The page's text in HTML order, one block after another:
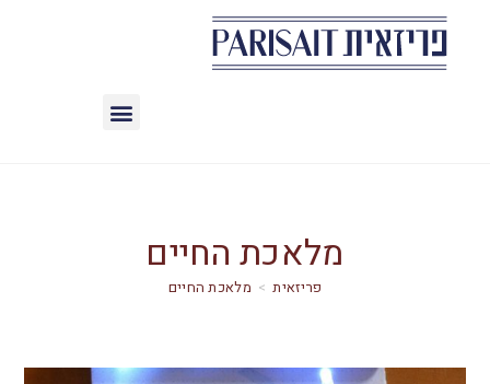
מלאכת החיים
> מלאכת החיים